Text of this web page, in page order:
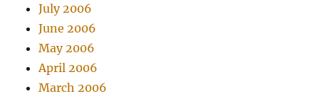
July 2006
June 2006
May 2006
April 2006
March 2006